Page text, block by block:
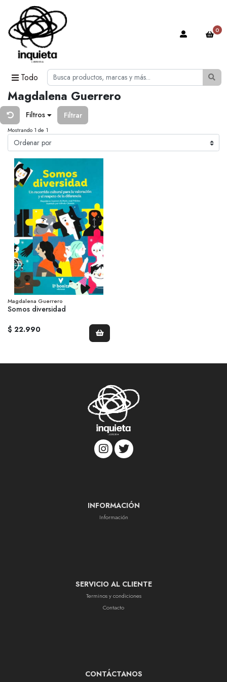
Todo
0
Magdalena Guerrero
Filtros Filtrar
Mostrando 1 de 1
Magdalena Guerrero
Somos diversidad
$ 22.990
INFORMACIÓN
Información
SERVICIO AL CLIENTE
Terminos y condiciones
Contacto
CONTÁCTANOS